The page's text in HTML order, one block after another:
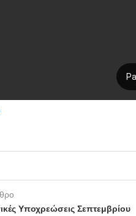
Υποχρεώσεις Σεπτεμβρίου